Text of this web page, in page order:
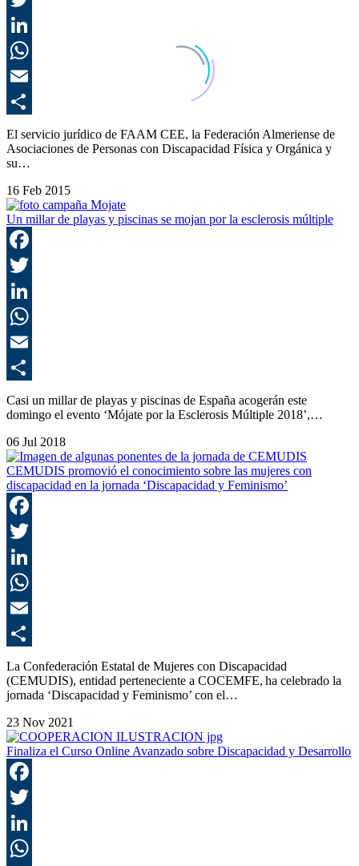
El servicio jurídico de FAAM CEE, la Federación Almeriense de
Asociaciones de Personas con Discapacidad Física y Orgánica y
su…
16 Feb 2015
Un millar de playas y piscinas se mojan por la esclerosis múltiple
Casi un millar de playas y piscinas de España acogerán este
domingo el evento ‘Mójate por la Esclerosis Múltiple 2018’,…
06 Jul 2018
CEMUDIS promovió el conocimiento sobre las mujeres con
discapacidad en la jornada ‘Discapacidad y Feminismo’
La Confederación Estatal de Mujeres con Discapacidad
(CEMUDIS), entidad perteneciente a COCEMFE, ha celebrado la
jornada ‘Discapacidad y Feminismo’ con el…
23 Nov 2021
Finaliza el Curso Online Avanzado sobre Discapacidad y Desarrollo